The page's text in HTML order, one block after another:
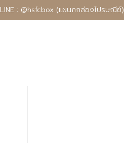
LINE : @hsfcbox (แผนกกล่องไปรษณีย์)